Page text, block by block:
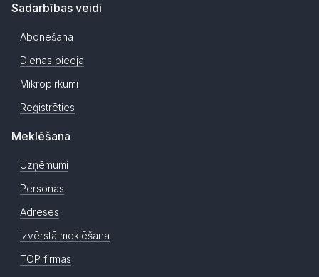
Sadarbības veidi
Abonēšana
Dienas pieeja
Mikropirkumi
Reģistrēties
Meklēšana
Uzņēmumi
Personas
Adreses
Izvērstā meklēšana
TOP firmas